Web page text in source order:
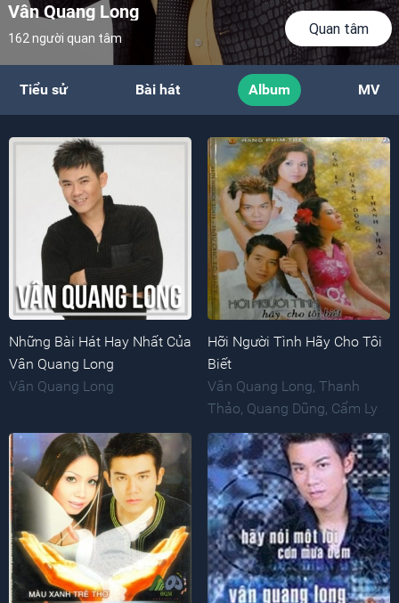
Vân Quang Long
162 người quan tâm
Quan tâm
Tiểu sử Bài hát Album MV
Những Bài Hát Hay Nhất Của
Vân Quang Long
Vân Quang Long
Hỡi Người Tình Hãy Cho Tôi
Biết
Vân Quang Long, Thanh
Thảo, Quang Dũng, Cẩm Ly